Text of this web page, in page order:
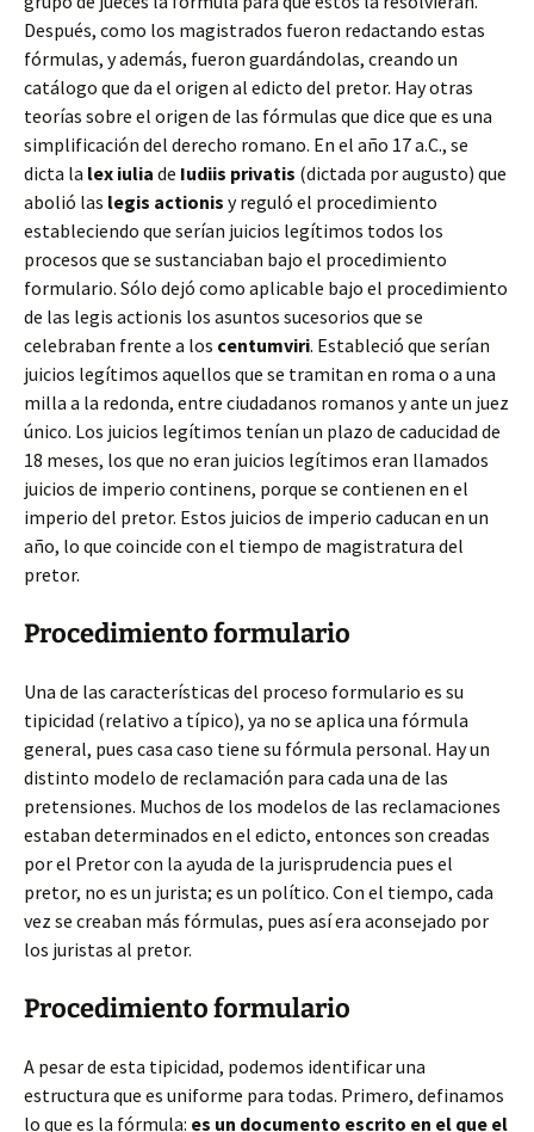
Después, como los magistrados fueron redactando estas
fórmulas, y además, fueron guardándolas, creando un
catálogo que da el origen al edicto del pretor. Hay otras
teorías sobre el origen de las fórmulas que dice que es una
simplificación del derecho romano. En el año 17 a.C., se
dicta la lex iulia de Iudiis privatis (dictada por augusto) que
abolió las legis actionis y reguló el procedimiento
estableciendo que serían juicios legítimos todos los
procesos que se sustanciaban bajo el procedimiento
formulario. Sólo dejó como aplicable bajo el procedimiento
de las legis actionis los asuntos sucesorios que se
celebraban frente a los centumviri. Estableció que serían
juicios legítimos aquellos que se tramitan en roma o a una
milla a la redonda, entre ciudadanos romanos y ante un juez
único. Los juicios legítimos tenían un plazo de caducidad de
18 meses, los que no eran juicios legítimos eran llamados
juicios de imperio continens, porque se contienen en el
imperio del pretor. Estos juicios de imperio caducan en un
año, lo que coincide con el tiempo de magistratura del
pretor.
Procedimiento formulario
Una de las características del proceso formulario es su
tipicidad (relativo a típico), ya no se aplica una fórmula
general, pues casa caso tiene su fórmula personal. Hay un
distinto modelo de reclamación para cada una de las
pretensiones. Muchos de los modelos de las reclamaciones
estaban determinados en el edicto, entonces son creadas
por el Pretor con la ayuda de la jurisprudencia pues el
pretor, no es un jurista; es un político. Con el tiempo, cada
vez se creaban más fórmulas, pues así era aconsejado por
los juristas al pretor.
Procedimiento formulario
A pesar de esta tipicidad, podemos identificar una
estructura que es uniforme para todas. Primero, definamos
lo que es la fórmula: es un documento escrito en el que el